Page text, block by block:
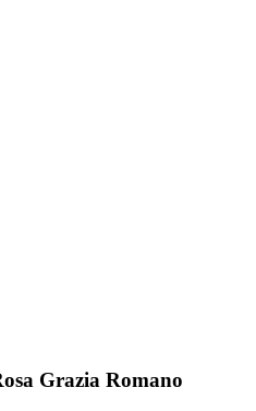
Grazia Romano